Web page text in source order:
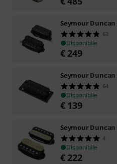
Seymour Duncan
63
Disponibile
€ 249
Seymour Duncan
64
Disponibile
€ 139
Seymour Duncan
4
Disponibile
€ 222